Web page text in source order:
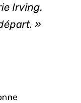
Irving.
»